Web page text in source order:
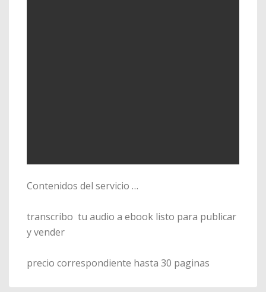
Contenidos del servicio …
transcribo tu audio a ebook listo para publicar
y vender
precio correspondiente hasta 30 paginas